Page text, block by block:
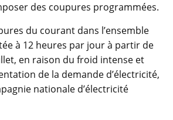
des coupures programmées.
du courant dans l’ensemble
à 12 heures par jour à partir de
en raison du froid intense et
de la demande d’électricité,
nationale d’électricité